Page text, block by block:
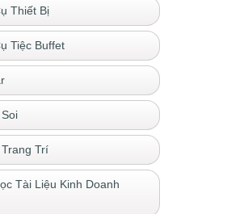
Thiết Bị
Tiệc Buffet
Trí
Tài Liệu Kinh Doanh